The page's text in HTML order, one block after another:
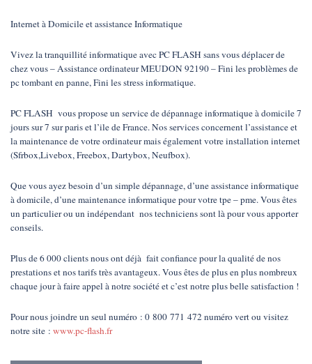
Internet à Domicile et assistance Informatique
Vivez la tranquillité informatique avec PC FLASH sans vous déplacer de
chez vous – Assistance ordinateur MEUDON 92190 – Fini les problèmes de
pc tombant en panne, Fini les stress informatique.
PC FLASH vous propose un service de dépannage informatique à domicile 7
jours sur 7 sur paris et l’ile de France. Nos services concernent l’assistance et
la maintenance de votre ordinateur mais également votre installation internet
(Sfrbox,Livebox, Freebox, Dartybox, Neufbox).
Que vous ayez besoin d’un simple dépannage, d’une assistance informatique
à domicile, d’une maintenance informatique pour votre tpe – pme. Vous êtes
un particulier ou un indépendant nos techniciens sont là pour vous apporter
conseils.
Plus de 6 000 clients nous ont déjà fait confiance pour la qualité de nos
prestations et nos tarifs très avantageux. Vous êtes de plus en plus nombreux
chaque jour à faire appel à notre société et c’est notre plus belle satisfaction !
Pour nous joindre un seul numéro : 0 800 771 472 numéro vert ou visitez
notre site : www.pc-flash.fr